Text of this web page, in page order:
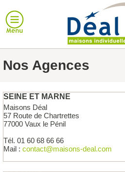
Nos Agences
SEINE ET MARNE
Maisons Déal
57 Route de Chartrettes
77000 Vaux le Pénil
Tél. 01 60 68 66 66
Mail : contact@maisons-deal.com